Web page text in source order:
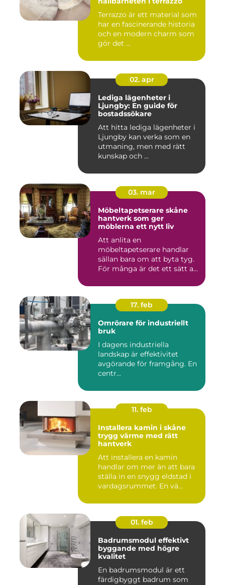
Terrazzo är ett material som
har en fascinerande historia
och en modern charm som
gör det ...
02. apr
Lediga lägenheter i
Ljungby: En guide för
bostadssökare
Att hitta lediga lägenheter i
Ljungby kan verka som en
utmaning, men med rätt
kunskap och ...
03. mar
Möbeltapetserare skåne
hantverk som ger
möblerna ett nytt liv
Att anlita en
möbeltapetserare handlar
sällan bara om att byta tyg.
För många är det ett sätt att
17. feb
Omrörare för industriellt
bruk
I dagens industriella
landskap är effektivitet
avgörande för framgång. En
centr...
11. feb
Installera kamin i skåne
trygg värme med rätt
hantverk
Att installera en kamin
handlar om mer än att bara
ställa in en snygg eldstad i
vardagsrummet. En vä...
01. feb
Badrumsmodul effektivt
byggande med högre
kvalitet
En badrumsmodul är ett
färdigbyggt badrum som